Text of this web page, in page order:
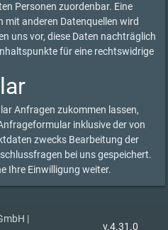
Personen zuordenbar. Eine
mit anderen Datenquellen wird
uns vor, diese Daten nachträglich
für eine rechtswidrige
Anfragen zukommen lassen,
inklusive der von
zwecks Bearbeitung der
bei uns gespeichert.
Ihre Einwilligung weiter.
|
v.4.31.0